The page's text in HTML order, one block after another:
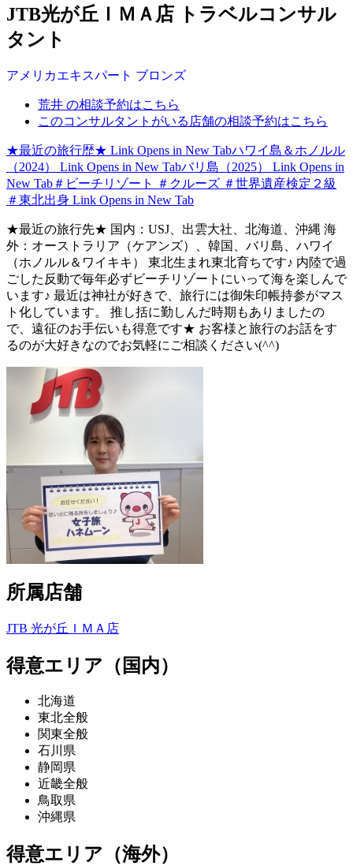
JTB光が丘ＩＭＡ店 トラベルコンサル
タント
アメリカエキスパート ブロンズ
荒井 の相談予約はこちら
このコンサルタントがいる店舗の相談予約はこちら
★最近の旅行歴★ Link Opens in New Tabハワイ島＆ホノルル
（2024）
Link Opens in New Tabバリ島（2025）
Link Opens in
New Tab＃ビーチリゾート ＃クルーズ ＃世界遺産検定２級
＃東北出身 Link Opens in New Tab
★最近の旅行先★ 国内：USJ、出雲大社、北海道、沖縄 海
外：オーストラリア（ケアンズ）、韓国、バリ島、ハワイ
（ホノルル＆ワイキキ） 東北生まれ東北育ちです♪ 内陸で過
ごした反動で毎年必ずビーチリゾートにいって海を楽しんで
います♪ 最近は神社が好きで、旅行には御朱印帳持参がマス
ト化しています。 推し括に勤しんだ時期もありましたの
で、遠征のお手伝いも得意です★ お客様と旅行のお話をす
るのが大好きなのでお気軽にご相談ください(^^)
所属店舗
JTB 光が丘ＩＭＡ店
得意エリア（国内）
北海道
東北全般
関東全般
石川県
静岡県
近畿全般
鳥取県
沖縄県
得意エリア（海外）